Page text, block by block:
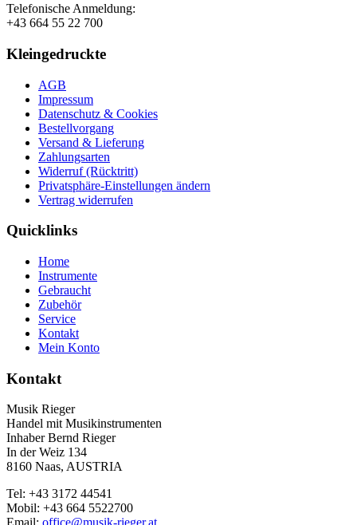
Telefonische Anmeldung:
+43 664 55 22 700
Kleingedruckte
AGB
Impressum
Datenschutz & Cookies
Bestellvorgang
Versand & Lieferung
Zahlungsarten
Widerruf (Rücktritt)
Privatsphäre-Einstellungen ändern
Vertrag widerrufen
Quicklinks
Home
Instrumente
Gebraucht
Zubehör
Service
Kontakt
Mein Konto
Kontakt
Musik Rieger
Handel mit Musikinstrumenten
Inhaber Bernd Rieger
In der Weiz 134
8160 Naas, AUSTRIA
Tel: +43 3172 44541
Mobil: +43 664 5522700